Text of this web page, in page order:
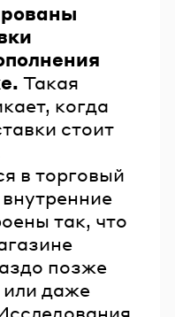
Такая
когда
стоит
в торговый
так, что
позже
или даже